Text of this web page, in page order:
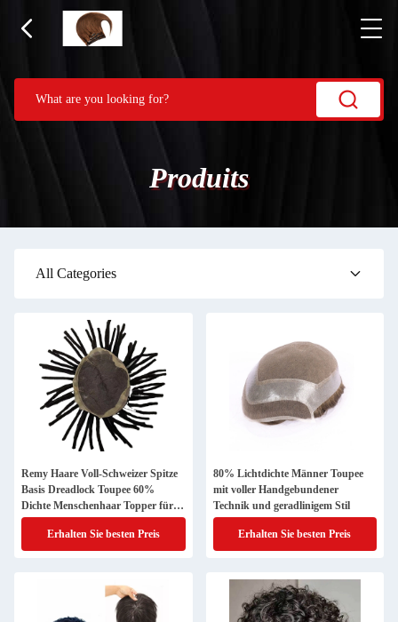
Produits
All Categories
Remy Haare Voll-Schweizer Spitze
Basis Dreadlock Toupee 60%
Dichte Menschenhaar Topper für
Männer
Erhalten Sie besten Preis
80% Lichtdichte Männer Toupee
mit voller Handgebundener
Technik und geradlinigem Stil
Erhalten Sie besten Preis